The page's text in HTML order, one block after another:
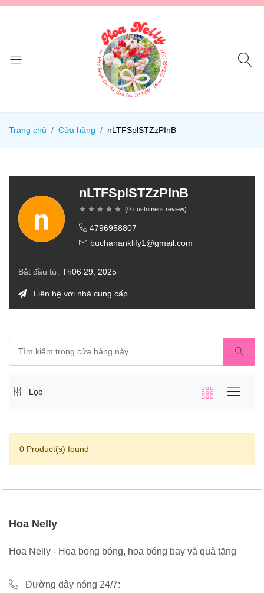
Trang chủ Cửa hàng nLTFSplSTZzPInB
nLTFSplSTZzPInB
(0 customers review)
4796958807
buchananklify1@gmail.com
Bắt đầu từ: Th06 29, 2025
Liên hệ với nhà cung cấp
Lọc
0 Product(s) found
Hoa Nelly
Hoa Nelly - Hoa bong bóng, hoa bóng bay và quà tặng
Đường dây nóng 24/7: